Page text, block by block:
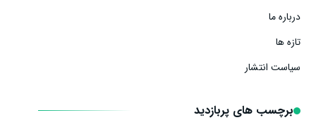
درباره ما
تازه ها
سیاست انتشار
برچسب های پربازدید